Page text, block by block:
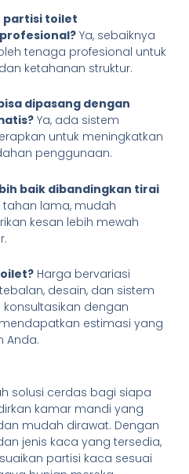
partisi toilet
Ya, sebaiknya
tenaga profesional untuk
ketahanan struktur.
dipasang dengan
Ya, ada sistem
untuk meningkatkan
penggunaan.
baik dibandingkan tirai
tahan lama, mudah
kesan lebih mewah
Harga bervariasi
desain, dan sistem
dengan
estimasi yang
Anda.
solusi cerdas bagi siapa
kamar mandi yang
mudah dirawat. Dengan
jenis kaca yang tersedia,
partisi kaca sesuai